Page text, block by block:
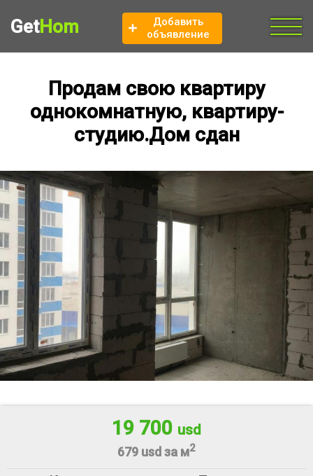
GetHom
Добавить
объявление
Продам свою квартиру
однокомнатную, квартиру-
студию.Дом сдан
19 700 usd
679 usd за м2